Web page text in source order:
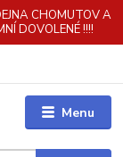
CHOMUTOV A
DOVOLENÉ !!!!
Menu